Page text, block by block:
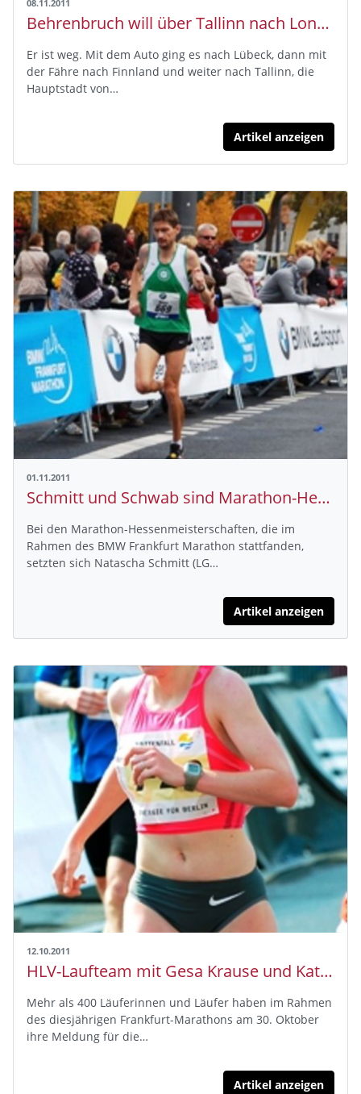
08.11.2011
Behrenbruch will über Tallinn nach London
Er ist weg. Mit dem Auto ging es nach Lübeck, dann mit
der Fähre nach Finnland und weiter nach Tallinn, die
Hauptstadt von…
Artikel anzeigen
01.11.2011
Schmitt und Schwab sind Marathon-Hessenmeister
Bei den Marathon-Hessenmeisterschaften, die im
Rahmen des BMW Frankfurt Marathon stattfanden,
setzten sich Natascha Schmitt (LG…
Artikel anzeigen
12.10.2011
HLV-Laufteam mit Gesa Krause und Katharina Heinig beim Staffel-Marathon in Frankfurt am Start
Mehr als 400 Läuferinnen und Läufer haben im Rahmen
des diesjährigen Frankfurt-Marathons am 30. Oktober
ihre Meldung für die…
Artikel anzeigen